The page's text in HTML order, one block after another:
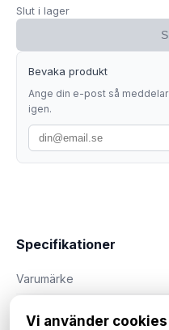
Slut i lager
Bevaka produkt
Ange din e-post så
igen.
Specifikationer
Varumärke
Vi använder cookies